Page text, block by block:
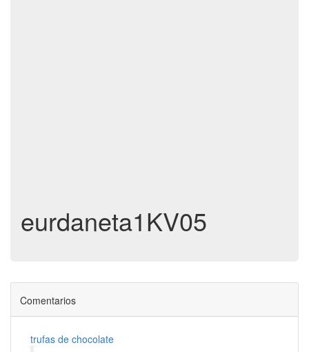
eurdaneta1KV05
Comentarios
trufas de chocolate